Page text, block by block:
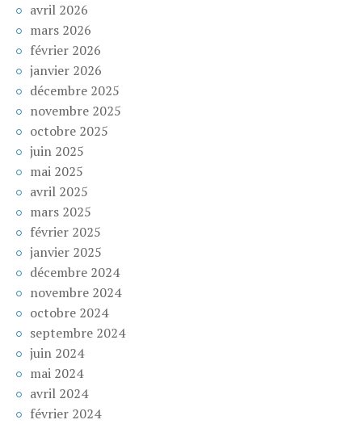
avril 2026
mars 2026
février 2026
janvier 2026
décembre 2025
novembre 2025
octobre 2025
juin 2025
mai 2025
avril 2025
mars 2025
février 2025
janvier 2025
décembre 2024
novembre 2024
octobre 2024
septembre 2024
juin 2024
mai 2024
avril 2024
février 2024